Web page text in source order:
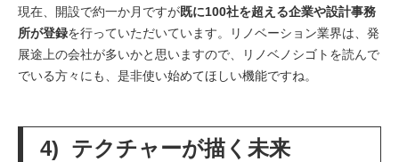
現在、開設で約一か月ですが既に100社を超える企業や設計事務
所が登録を行っていただいています。リノベーション業界は、発
展途上の会社が多いかと思いますので、リノベノシゴトを読んで
でいる方々にも、是非使い始めてほしい機能ですね。
4) テクチャーが描く未来